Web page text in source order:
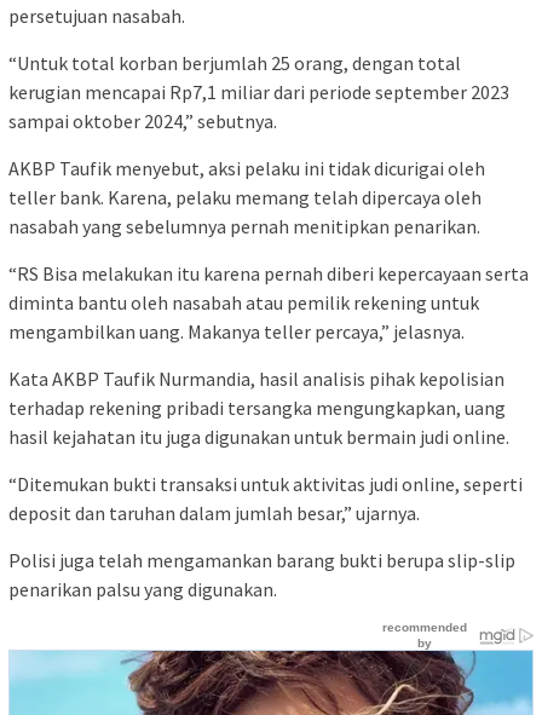
persetujuan nasabah.
“Untuk total korban berjumlah 25 orang, dengan total
kerugian mencapai Rp7,1 miliar dari periode september 2023
sampai oktober 2024,” sebutnya.
AKBP Taufik menyebut, aksi pelaku ini tidak dicurigai oleh
teller bank. Karena, pelaku memang telah dipercaya oleh
nasabah yang sebelumnya pernah menitipkan penarikan.
“RS Bisa melakukan itu karena pernah diberi kepercayaan serta
diminta bantu oleh nasabah atau pemilik rekening untuk
mengambilkan uang. Makanya teller percaya,” jelasnya.
Kata AKBP Taufik Nurmandia, hasil analisis pihak kepolisian
terhadap rekening pribadi tersangka mengungkapkan, uang
hasil kejahatan itu juga digunakan untuk bermain judi online.
“Ditemukan bukti transaksi untuk aktivitas judi online, seperti
deposit dan taruhan dalam jumlah besar,” ujarnya.
Polisi juga telah mengamankan barang bukti berupa slip-slip
penarikan palsu yang digunakan.